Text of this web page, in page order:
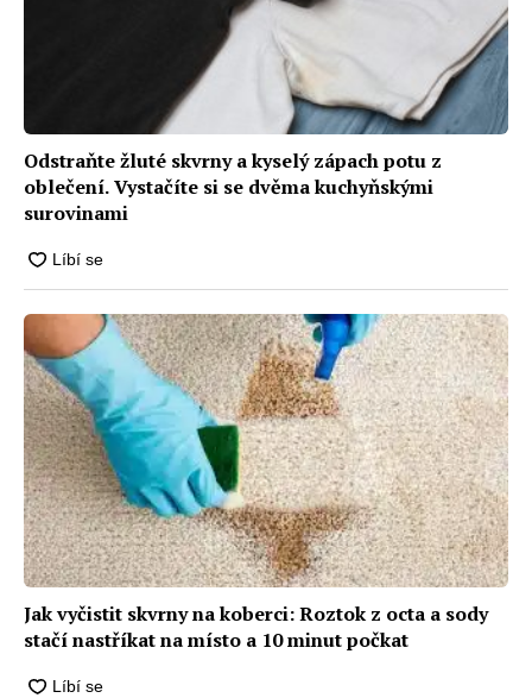
Odstraňte žluté skvrny a kyselý zápach potu z
oblečení. Vystačíte si se dvěma kuchyňskými
surovinami
Jak vyčistit skvrny na koberci: Roztok z octa a sody
stačí nastříkat na místo a 10 minut počkat